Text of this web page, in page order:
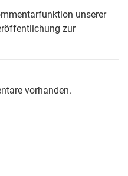
unserer
zur
vorhanden.